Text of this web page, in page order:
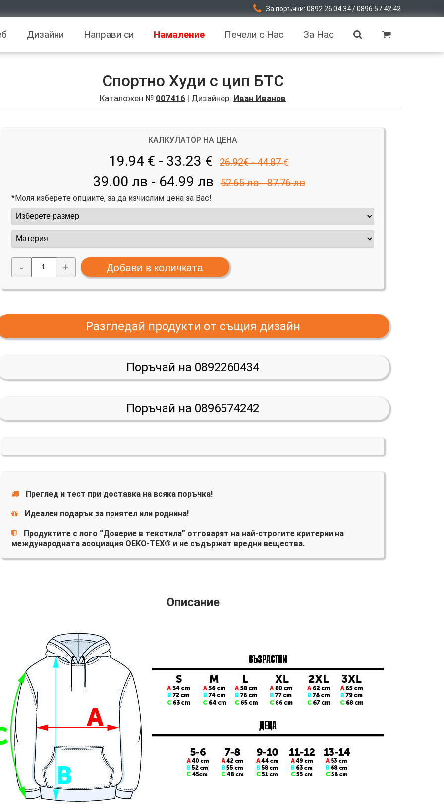
За поръчки: 0892 26 04 34 / 0896 57 42 42
Дизайни Направи си Намаление Печели с Нас За Нас
Спортно Худи с цип БТС
Каталожен № 007416 | Дизайнер: Иван Иванов
КАЛКУЛАТОР НА ЦЕНА
19.94 € - 33.23 € 26.92€ - 44.87 €
39.00 лв - 64.99 лв 52.65 лв - 87.76 лв
*Моля изберете опциите, за да изчислим цена за Вас!
- +
Разгледай продукти от същия дизайн
Поръчай на 0892260434
Поръчай на 0896574242
Преглед и тест при доставка на всяка поръчка!
Идеален подарък за приятел или роднина!
Продуктите с лого “Доверие в текстила” отговарят на най-строгите критерии на
международната асоциация OEKO-TEX® и не съдържат вредни вещества.
Описание